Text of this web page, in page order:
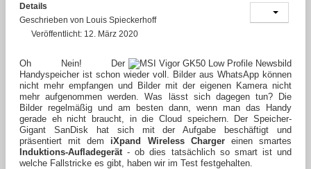
Details
Geschrieben von Louis Spieckerhoff
Veröffentlicht: 12. März 2020
Oh Nein! Der
Handyspeicher ist schon wieder voll. Bilder aus WhatsApp können
nicht mehr empfangen und Bilder mit der eigenen Kamera nicht
mehr aufgenommen werden. Was lässt sich dagegen tun? Die
Bilder regelmäßig und am besten dann, wenn man das Handy
gerade eh nicht braucht, in die Cloud speichern. Der Speicher-
Gigant SanDisk hat sich mit der Aufgabe beschäftigt und
präsentiert mit dem iXpand Wireless Chargereinen smartes
Induktions-Aufladegerät - ob dies tatsächlich so smart ist und
welche Fallstricke es gibt, haben wir im Test festgehalten.